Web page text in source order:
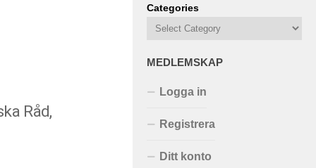
Råd,
Categories
MEDLEMSKAP
Logga in
Registrera
Ditt konto